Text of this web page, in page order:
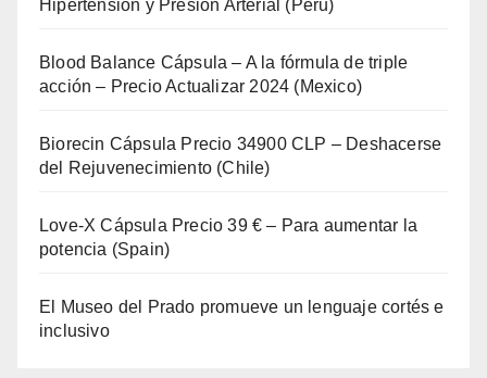
Hipertensión y Presión Arterial (Peru)
Blood Balance Cápsula – A la fórmula de triple
acción – Precio Actualizar 2024 (Mexico)
Biorecin Cápsula Precio 34900 CLP – Deshacerse
del Rejuvenecimiento (Chile)
Love-X Cápsula Precio 39 € – Para aumentar la
potencia (Spain)
El Museo del Prado promueve un lenguaje cortés e
inclusivo